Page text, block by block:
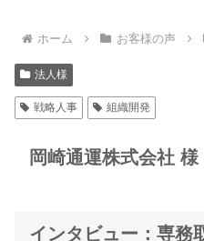
ホーム お客様の声
法人様
戦略人事 組織開発
岡崎通運株式会社 様
インタビュー：専